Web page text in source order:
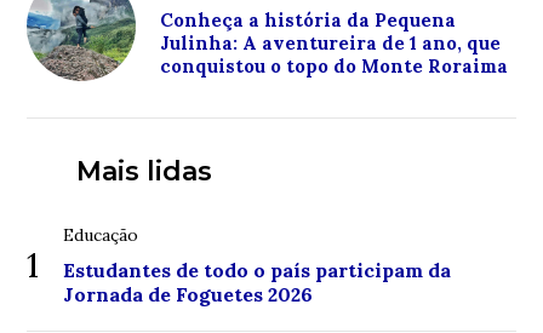
Conheça a história da Pequena
Julinha: A aventureira de 1 ano, que
conquistou o topo do Monte Roraima
Mais lidas
1
Educação
Estudantes de todo o país participam da
Jornada de Foguetes 2026